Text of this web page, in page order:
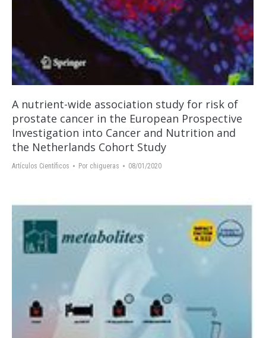
A nutrient-wide association study for risk of
prostate cancer in the European Prospective
Investigation into Cancer and Nutrition and
the Netherlands Cohort Study
Artículos Científicos Por chigueras 08/01/2020